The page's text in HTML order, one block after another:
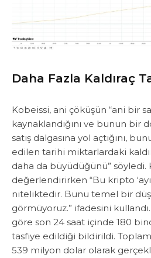
Daha Fazla Kaldıraç
Kobeissi, ani çöküşün “ani bir
kaynaklandığını ve bunun bir
satış dalgasına yol açtığını,
edilen tarihi miktarlardaki
daha da büyüdüğünü”
değerlendirirken “Bu kripto ‘ayı
niteliktedir. Bunu temel bir
görmüyoruz.” ifadesini
göre son 24 saat içinde 180
tasfiye edildiği bildirildi.
539 milyon dolar olarak